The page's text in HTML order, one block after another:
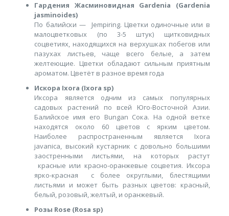
Гардения Жасминовидная Gardenia (Gardenia
jasminoides)
По балийски — Jempiring. Цветки одиночные или в
малоцветковых (по 3-5 штук) щитковидных
соцветиях, находящихся на верхушках побегов или
пазухах листьев, чаще всего белые, а затем
желтеющие. Цветки обладают сильным приятным
ароматом. Цветёт в разное время года
Искора Ixora (Ixora sp)
Иксора является одним из самых популярных
садовых растений по всей Юго-Восточной Азии.
Балийское имя его Bungan Сока. На одной ветке
находятся около 60 цветов с ярким цветом.
Наиболее распространенным является Ixora
javanica, высокий кустарник с довольно большими
заостренными листьями, на которых растут
красные или красно-оранжевые соцветия. Иксора
ярко-красная с более округлыми, блестящими
листьями и может быть разных цветов: красный,
белый, розовый, желтый, и оранжевый.
Розы Rose (Rosa sp)